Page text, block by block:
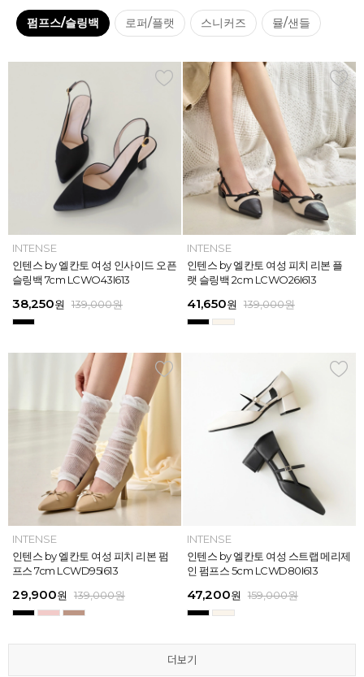
펌프스/슬링백 로퍼/플랫 스니커즈 뮬/샌들
INTENSE
인텐스 by 엘칸토 여성 위빙 스트랩
플랫 샌들 2.5cm LCWW05I626
45,900원 159,000원
MAZZ
마쯔 by 엘칸토 여성 와이드 위빙 크
로스 컴포트 뮬 3.5cm LCWW62M6
45,900원 159,000원
ELCANTO
[EXCLUSIVE] 노엘 엘칸토 여성 젤리
슈즈 2.3cm LCWW01U626
29,000원
MAZZ
마쯔 by 엘칸토 여성 크로스 와이드
스트랩 컴포트 샌들 3.5cm LCWW27
45,900원 159,000원
더보기
INTENSE
인텐스 by 엘칸토 여성 인사이드 오픈
슬링백 7cm LCWO43I613
38,250원 139,000원
INTENSE
인텐스 by 엘칸토 여성 피치 리본 플
랫 슬링백 2cm LCWO26I613
41,650원 139,000원
INTENSE
인텐스 by 엘칸토 여성 피치 리본 펌
프스 7cm LCWD95I613
29,900원 139,000원
INTENSE
인텐스 by 엘칸토 여성 스트랩 메리제
인 펌프스 5cm LCWD80I613
47,200원 159,000원
더보기
MAZZ
마쯔 by 엘칸토 여성 미니버클 캐주얼
로퍼 2.5cm LCWC02M613
28,720원 159,000원
INTENSE
인텐스 by 엘칸토 여성 피치 리본 더
블 스트랩 메리제인 2cm LCWD97I6
45,900원 159,000원
INTENSE
인텐스 by 엘칸토 여성 에나멜 스퀘어
오브제 플랫슈즈 1.5cm LCWD53I613
41,650원 149,000원
INTENSE
인텐스 by 엘칸토 여성 클래식 스트랩
로퍼 2cm LCWD72I613
27,920원 159,000원
더보기
MAZZ
마쯔 by 엘칸토 여성 슈레이스 포인트
고프코어 스니커즈 3cm LCWS03M
31,920원 169,000원
MAZZ
마쯔 by 엘칸토 여성 별자수 어글리
스니커즈 3.5cm LCWS04M613
39,900원 169,000원
MAZZ
마쯔 by 엘칸토 여성 투밴드 고프코어
플랫 캐주얼 2.5cm LCWC97M613
43,200원 159,000원
MAZZ
마쯔 by 엘칸토 여성 데이엔 스니커즈
3.5cm LCWS20M613
71,400원 189,000원
더보기
INTENSE
인텐스 by 엘칸토 여성 위빙 스트랩
플랫 샌들 2.5cm LCWW05I626
45,900원 159,000원
MAZZ
마쯔 by 엘칸토 여성 와이드 위빙 크
로스 컴포트 뮬 3.5cm LCWW62M6
45,900원 159,000원
ELCANTO
[EXCLUSIVE] 노엘 엘칸토 여성 젤리
슈즈 2.3cm LCWW01U626
29,000원
MAZZ
마쯔 by 엘칸토 여성 크로스 와이드
스트랩 컴포트 샌들 3.5cm LCWW27
45,900원 159,000원
더보기
INTENSE
인텐스 by 엘칸토 여성 인사이드 오픈
슬링백 7cm LCWO43I613
38,250원 139,000원
INTENSE
인텐스 by 엘칸토 여성 피치 리본 플
랫 슬링백 2cm LCWO26I613
41,650원 139,000원
INTENSE
인텐스 by 엘칸토 여성 피치 리본 펌
프스 7cm LCWD95I613
29,900원 139,000원
INTENSE
인텐스 by 엘칸토 여성 스트랩 메리제
인 펌프스 5cm LCWD80I613
47,200원 159,000원
더보기